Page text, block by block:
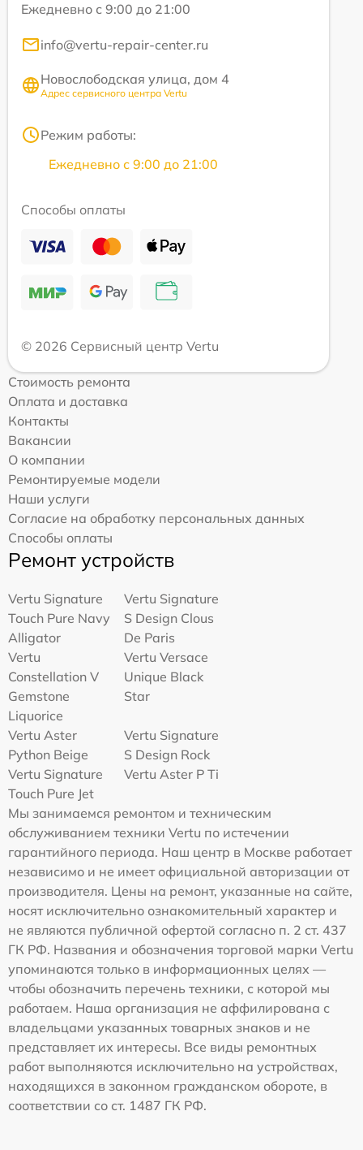
Ежедневно с 9:00 до 21:00
info@vertu-repair-center.ru
Новослободская улица, дом 4
Адрес сервисного центра Vertu
Режим работы:
Ежедневно с 9:00 до 21:00
Способы оплаты
© 2026 Сервисный центр Vertu
Стоимость ремонта
Оплата и доставка
Контакты
Вакансии
О компании
Ремонтируемые модели
Наши услуги
Согласие на обработку персональных данных
Способы оплаты
Ремонт устройств
Vertu Signature
Touch Pure Navy
Alligator
Vertu Signature
S Design Clous
De Paris
Vertu
Constellation V
Gemstone
Liquorice
Vertu Versace
Unique Black
Star
Vertu Aster
Python Beige
Vertu Signature
S Design Rock
Vertu Signature
Touch Pure Jet
Vertu Aster P Ti
Мы занимаемся ремонтом и техническим
обслуживанием техники Vertu по истечении
гарантийного периода. Наш центр в Москве работает
независимо и не имеет официальной авторизации от
производителя. Цены на ремонт, указанные на сайте,
носят исключительно ознакомительный характер и
не являются публичной офертой согласно п. 2 ст. 437
ГК РФ. Названия и обозначения торговой марки Vertu
упоминаются только в информационных целях —
чтобы обозначить перечень техники, с которой мы
работаем. Наша организация не аффилирована с
владельцами указанных товарных знаков и не
представляет их интересы. Все виды ремонтных
работ выполняются исключительно на устройствах,
находящихся в законном гражданском обороте, в
соответствии со ст. 1487 ГК РФ.